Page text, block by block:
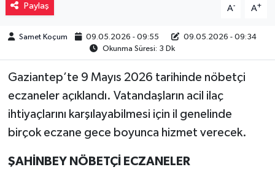
Paylaş A- A+
Samet Koçum 09.05.2026 - 09:55
09.05.2026 - 09:34
Okunma Süresi: 3 Dk
Gaziantep’te 9 Mayıs 2026 tarihinde nöbetçi
eczaneler açıklandı. Vatandaşların acil ilaç
ihtiyaçlarını karşılayabilmesi için il genelinde
birçok eczane gece boyunca hizmet verecek.
ŞAHİNBEY NÖBETÇİ ECZANELER
Sağlık
Sinemalar
Siyaset
Teknoloji
Türkiye